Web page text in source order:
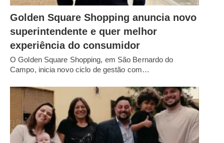
Golden Square Shopping anuncia novo
superintendente e quer melhor
experiência do consumidor
O Golden Square Shopping, em São Bernardo do
Campo, inicia novo ciclo de gestão com…